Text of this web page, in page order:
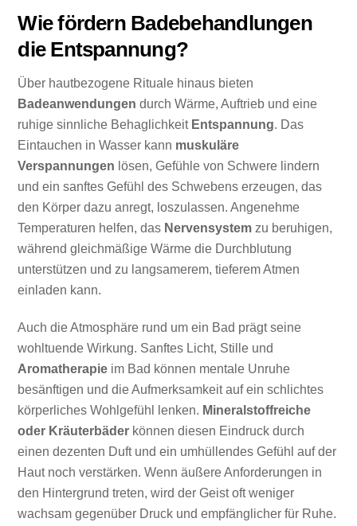
Wie fördern Badebehandlungen
die Entspannung?
Über hautbezogene Rituale hinaus bieten
Badeanwendungen durch Wärme, Auftrieb und eine
ruhige sinnliche Behaglichkeit Entspannung. Das
Eintauchen in Wasser kann muskuläre
Verspannungen lösen, Gefühle von Schwere lindern
und ein sanftes Gefühl des Schwebens erzeugen, das
den Körper dazu anregt, loszulassen. Angenehme
Temperaturen helfen, das Nervensystem zu beruhigen,
während gleichmäßige Wärme die Durchblutung
unterstützen und zu langsamerem, tieferem Atmen
einladen kann.
Auch die Atmosphäre rund um ein Bad prägt seine
wohltuende Wirkung. Sanftes Licht, Stille und
Aromatherapie im Bad können mentale Unruhe
besänftigen und die Aufmerksamkeit auf ein schlichtes
körperliches Wohlgefühl lenken. Mineralstoffreiche
oder Kräuterbäder können diesen Eindruck durch
einen dezenten Duft und ein umhüllendes Gefühl auf der
Haut noch verstärken. Wenn äußere Anforderungen in
den Hintergrund treten, wird der Geist oft weniger
wachsam gegenüber Druck und empfänglicher für Ruhe.